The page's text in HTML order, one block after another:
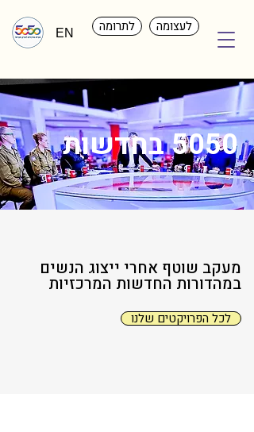
EN לתרומה לעצומה
5050 בחדשות
מעקב שוטף אחרי ייצוג הנשים
במהדורות החדשות המרכזיות
לכל הפרויקטים שלנו